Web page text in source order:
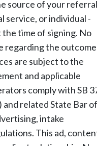
source of your
or individual -
time of signing. No
regarding the outcome
are subject to the
and applicable
comply with SB
and related State Bar of
intake
This ad,